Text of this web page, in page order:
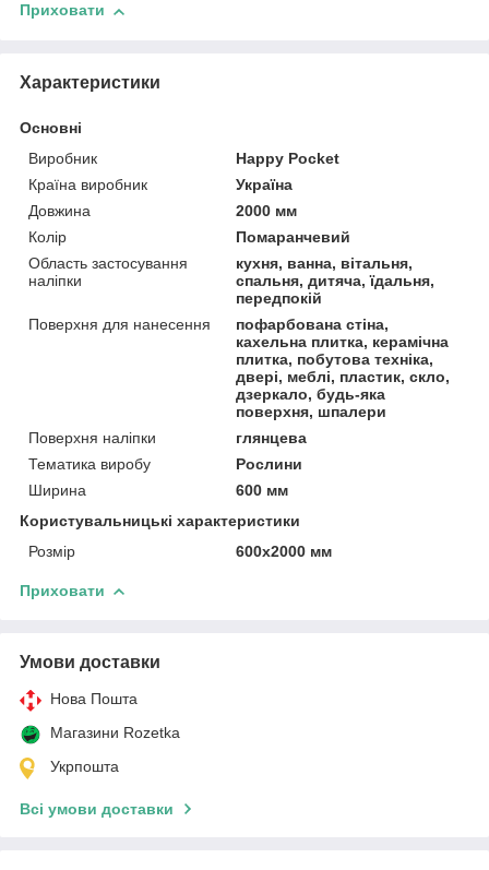
Приховати
Характеристики
Основні
Виробник
Happy Pocket
Країна виробник
Україна
Довжина
2000 мм
Колір
Помаранчевий
Область застосування
наліпки
кухня, ванна, вітальня,
спальня, дитяча, їдальня,
передпокій
Поверхня для нанесення
пофарбована стіна,
кахельна плитка, керамічна
плитка, побутова техніка,
двері, меблі, пластик, скло,
дзеркало, будь-яка
поверхня, шпалери
Поверхня наліпки
глянцева
Тематика виробу
Рослини
Ширина
600 мм
Користувальницькі характеристики
Розмір
600х2000 мм
Приховати
Умови доставки
Нова Пошта
Магазини Rozetka
Укрпошта
Всі умови доставки